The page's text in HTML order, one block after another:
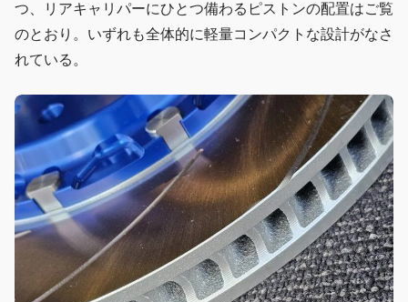
つ、リアキャリパーにひとつ備わるピストンの配置はご覧
のとおり。いずれも全体的に軽量コンパクトな設計がなさ
れている。